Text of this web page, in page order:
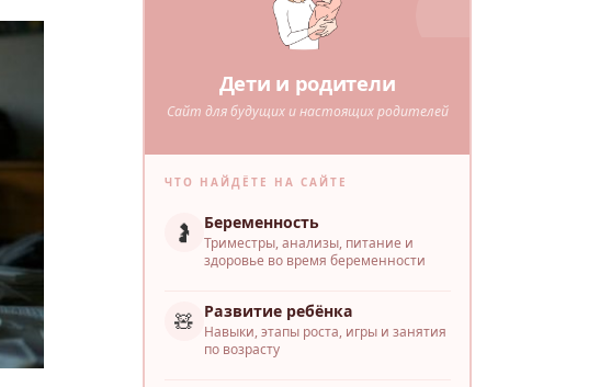
Дети и родители
Сайт для будущих и настоящих родителей
ЧТО НАЙДЁТЕ НА САЙТЕ
🤰 Беременность
Триместры, анализы, питание и
здоровье во время беременности
🧸 Развитие ребёнка
Навыки, этапы роста, игры и занятия
по возрасту